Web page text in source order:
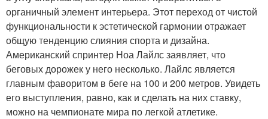
органичный элемент интерьера. Этот переход от чистой
функциональности к эстетической гармонии отражает
общую тенденцию слияния спорта и дизайна.
Американский спринтер Ноа Лайлс заявляет, что
беговых дорожек у него несколько. Лайлс является
главным фаворитом в беге на 100 и 200 метров. Увидеть
его выступления, равно, как и сделать на них ставку,
можно на чемпионате мира по легкой атлетике.